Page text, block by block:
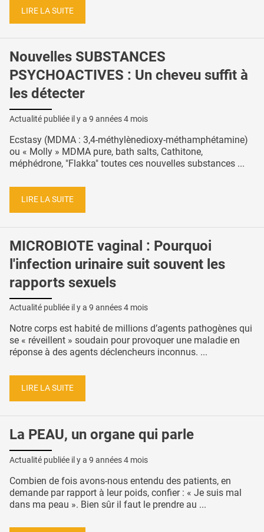
LIRE LA SUITE
Nouvelles SUBSTANCES
PSYCHOACTIVES : Un cheveu suffit à
les détecter
Actualité publiée il y a 9 années 4 mois
Ecstasy (MDMA : 3,4-méthylènedioxy-méthamphétamine)
ou « Molly » MDMA pure, bath salts, Cathitone,
méphédrone, "Flakka" toutes ces nouvelles substances ...
LIRE LA SUITE
MICROBIOTE vaginal : Pourquoi
l'infection urinaire suit souvent les
rapports sexuels
Actualité publiée il y a 9 années 4 mois
Notre corps est habité de millions d’agents pathogènes qui
se « réveillent » soudain pour provoquer une maladie en
réponse à des agents déclencheurs inconnus. ...
LIRE LA SUITE
La PEAU, un organe qui parle
Actualité publiée il y a 9 années 4 mois
Combien de fois avons-nous entendu des patients, en
demande par rapport à leur poids, confier : « Je suis mal
dans ma peau ». Bien sûr il faut le prendre au ...